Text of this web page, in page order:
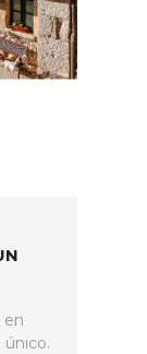
en
único.